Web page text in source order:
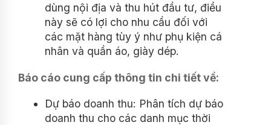
dùng nội địa và thu hút đầu tư, điều
này sẽ có lợi cho nhu cầu đối với
các mặt hàng tùy ý như phụ kiện cá
nhân và quần áo, giày dép.
Báo cáo cung cấp thông tin chi tiết về:
Dự báo doanh thu: Phân tích dự báo
doanh thu cho các danh mục thời